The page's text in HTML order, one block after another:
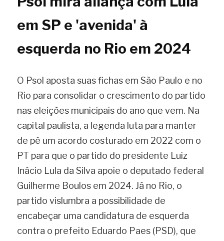
em SP e 'avenida' à
esquerda no Rio em 2024
O Psol aposta suas fichas em São Paulo e no
Rio para consolidar o crescimento do partido
nas eleições municipais do ano que vem. Na
capital paulista, a legenda luta para manter
de pé um acordo costurado em 2022 com o
PT para que o partido do presidente Luiz
Inácio Lula da Silva apoie o deputado federal
Guilherme Boulos em 2024. Já no Rio, o
partido vislumbra a possibilidade de
encabeçar uma candidatura de esquerda
contra o prefeito Eduardo Paes (PSD), que